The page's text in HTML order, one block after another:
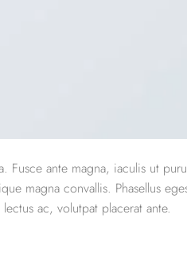
Fusce ante magna, iaculis ut
magna convallis. Phasellus
ac, volutpat placerat ante.